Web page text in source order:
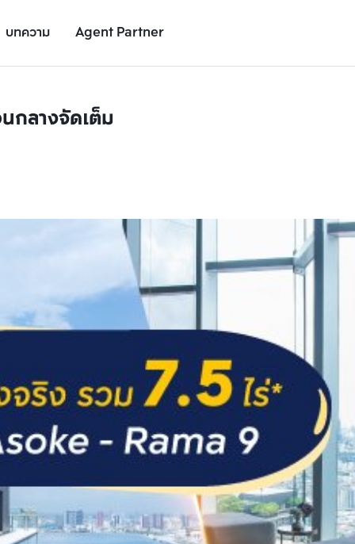
บทความ Agent Partner
กลางจัดเต็ม